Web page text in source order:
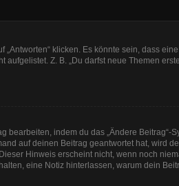
klicken. Es könnte sein, dass
Z. B. „Du darfst neue Themen
indem du das „Ändere Beitrag“-
auf deinen Beitrag geantwortet hat, wird
Hinweis erscheint nicht, wenn noch
eine Notiz hinterlassen, warum dein